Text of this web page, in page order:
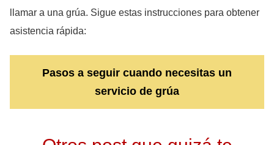
llamar a una grúa. Sigue estas instrucciones para obtener
asistencia rápida:
Pasos a seguir cuando necesitas un
servicio de grúa